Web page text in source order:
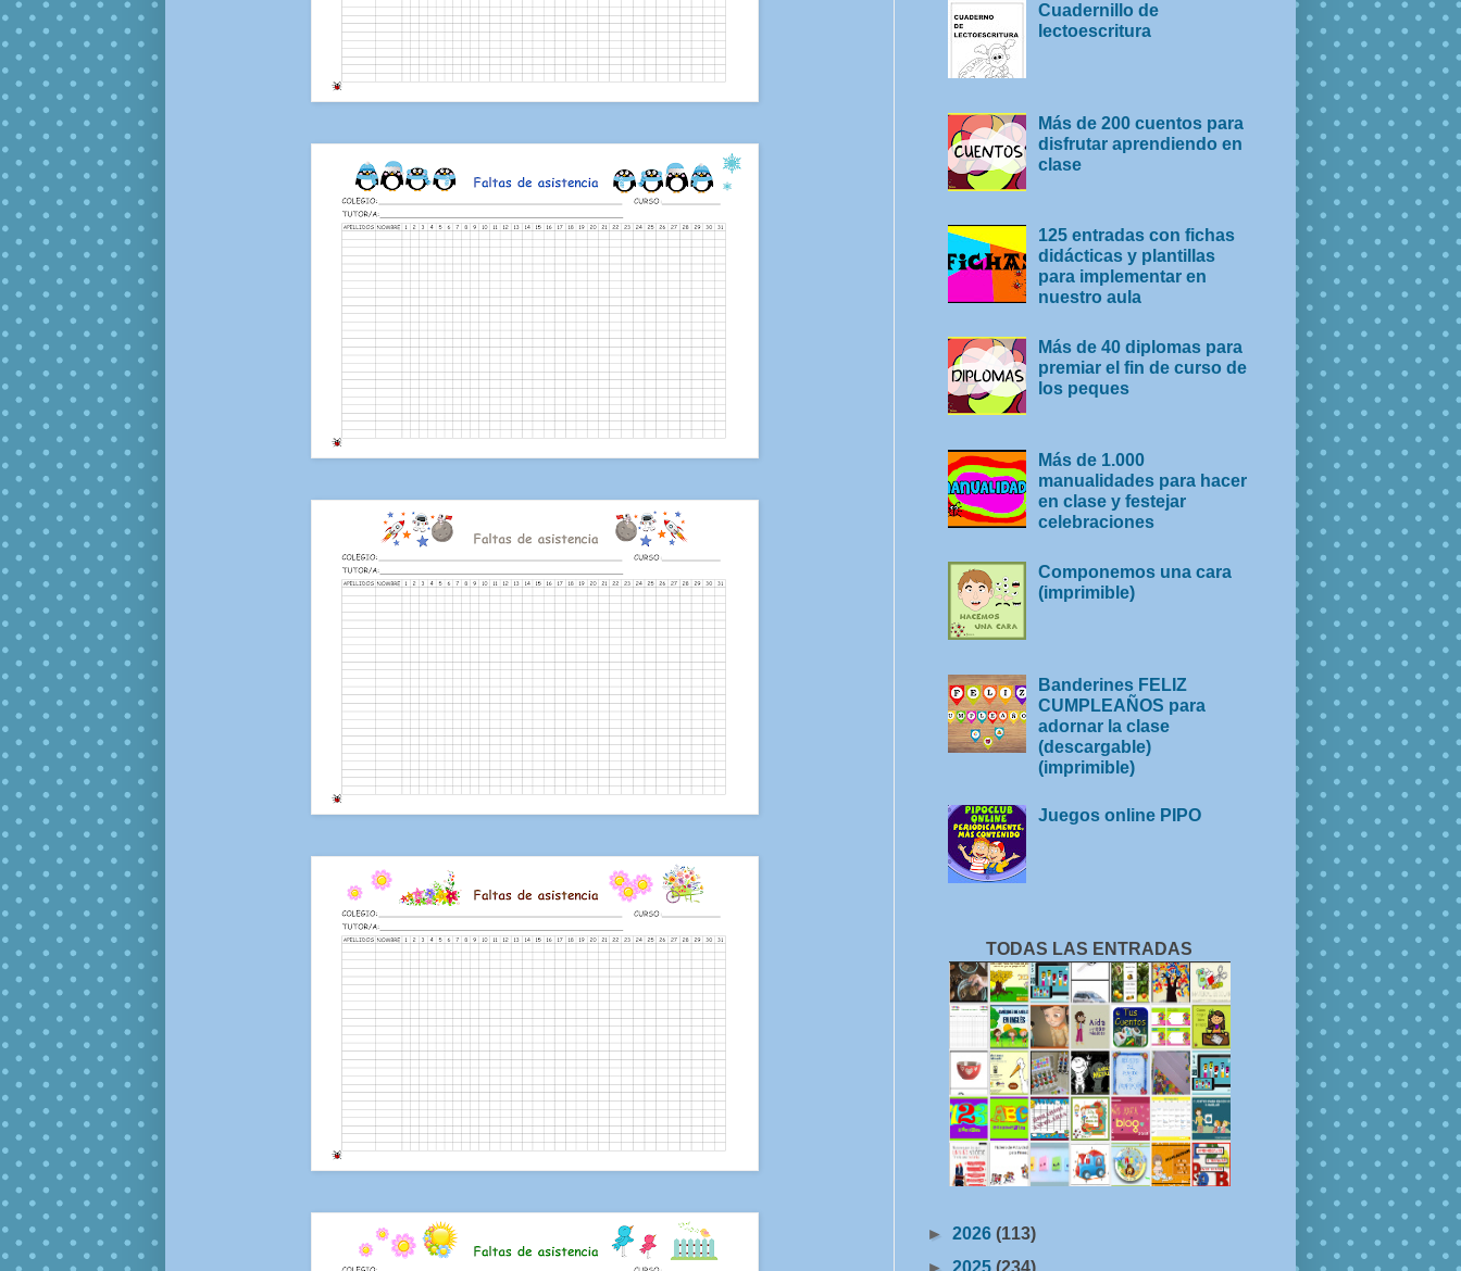
Cuadernillo de
lectoescritura
Más de 200 cuentos para
disfrutar aprendiendo en
clase
125 entradas con fichas
didácticas y plantillas
para implementar en
nuestro aula
Más de 40 diplomas para
premiar el fin de curso de
los peques
Más de 1.000
manualidades para hacer
en clase y festejar
celebraciones
Componemos una cara
(imprimible)
Banderines FELIZ
CUMPLEAÑOS para
adornar la clase
(descargable)
(imprimible)
Juegos online PIPO
TODAS LAS ENTRADAS
► 2026 (113)